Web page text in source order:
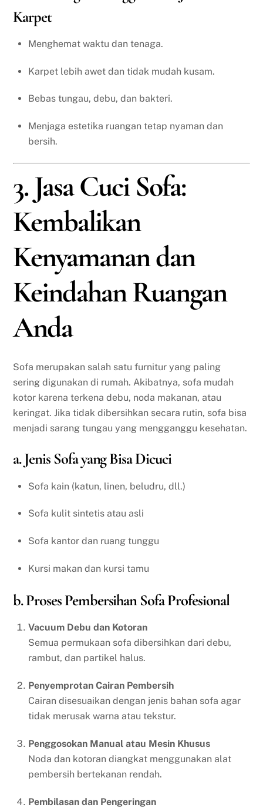
Karpet
Menghemat waktu dan tenaga.
Karpet lebih awet dan tidak mudah kusam.
Bebas tungau, debu, dan bakteri.
Menjaga estetika ruangan tetap nyaman dan
bersih.
3. Jasa Cuci Sofa:
Kembalikan
Kenyamanan dan
Keindahan Ruangan
Anda
Sofa merupakan salah satu furnitur yang paling
sering digunakan di rumah. Akibatnya, sofa mudah
kotor karena terkena debu, noda makanan, atau
keringat. Jika tidak dibersihkan secara rutin, sofa bisa
menjadi sarang tungau yang mengganggu kesehatan.
a. Jenis Sofa yang Bisa Dicuci
Sofa kain (katun, linen, beludru, dll.)
Sofa kulit sintetis atau asli
Sofa kantor dan ruang tunggu
Kursi makan dan kursi tamu
b. Proses Pembersihan Sofa Profesional
Vacuum Debu dan Kotoran
Semua permukaan sofa dibersihkan dari debu,
rambut, dan partikel halus.
Penyemprotan Cairan Pembersih
Cairan disesuaikan dengan jenis bahan sofa agar
tidak merusak warna atau tekstur.
Penggosokan Manual atau Mesin Khusus
Noda dan kotoran diangkat menggunakan alat
pembersih bertekanan rendah.
Pembilasan dan Pengeringan